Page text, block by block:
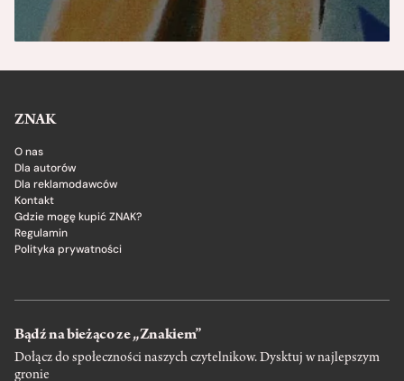
ZNAK
O nas
Dla autorów
Dla reklamodawców
Kontakt
Gdzie mogę kupić ZNAK?
Regulamin
Polityka prywatności
Bądź na bieżąco ze „Znakiem”
Dołącz do społeczności naszych czytelnikow. Dysktuj w najlepszym
gronie